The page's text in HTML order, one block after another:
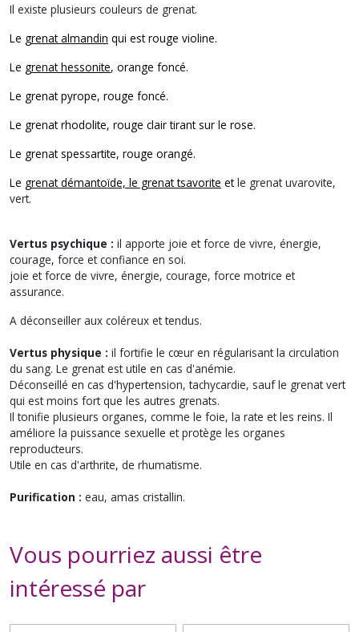
Il existe plusieurs couleurs de grenat.
Le grenat almandin qui est rouge violine.
Le grenat hessonite, orange foncé.
Le grenat pyrope, rouge foncé.
Le grenat rhodolite, rouge clair tirant sur le rose.
Le grenat spessartite, rouge orangé.
Le grenat démantoïde, le grenat tsavorite etle grenat uvarovite,
vert.
Vertus psychique : il apporte joie et force de vivre, énergie,
courage, force et confiance en soi.
joie et force de vivre, énergie, courage, force motrice et
assurance.
A déconseiller aux coléreux et tendus.
Vertus physique : il fortifie le cœur en régularisant la circulation
du sang. Le grenat est utile en cas d'anémie.
Déconseillé en cas d'hypertension, tachycardie, sauf le grenat vert
qui est moins fort que les autres grenats.
Il tonifie plusieurs organes, comme le foie, la rate et les reins. Il
améliore la puissance sexuelle et protège les organes
reproducteurs.
Utile en cas d'arthrite, de rhumatisme.
Purification : eau, amas cristallin.
Vous pourriez aussi être
intéressé par